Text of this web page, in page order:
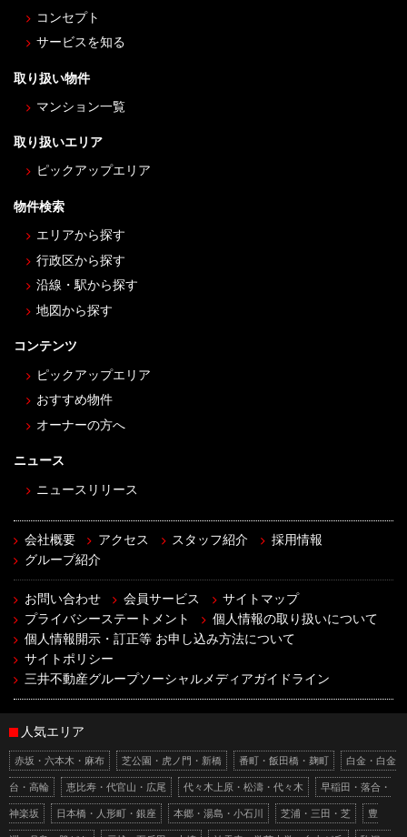
コンセプト
サービスを知る
取り扱い物件
マンション一覧
取り扱いエリア
ピックアップエリア
物件検索
エリアから探す
行政区から探す
沿線・駅から探す
地図から探す
コンテンツ
ピックアップエリア
おすすめ物件
オーナーの方へ
ニュース
ニュースリリース
会社概要 アクセス スタッフ紹介
採用情報
グループ紹介
お問い合わせ 会員サービス
サイトマップ
プライバシーステートメント
個人情報の取り扱いについて
個人情報開示・訂正等 お申し込み方法について
サイトポリシー
三井不動産グループソーシャルメディアガイドライン
人気エリア
赤坂・六本木・麻布 芝公園・虎ノ門・新橋 番町・飯田橋・麹町 白金・白金
台・高輪 恵比寿・代官山・広尾 代々木上原・松濤・代々木 早稲田・落合・
神楽坂 日本橋・人形町・銀座 本郷・湯島・小石川 芝浦・三田・芝 豊